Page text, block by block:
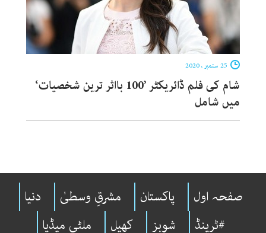
شام کی فلم ڈائریکٹر ’100 بااثر ترین شخصیات‘
میں شامل
صفحہ اول پاکستان مشرقِ وسطیٰ
دنیا
#ٹرینڈ
شوبِز کھیل ملٹی میڈیا